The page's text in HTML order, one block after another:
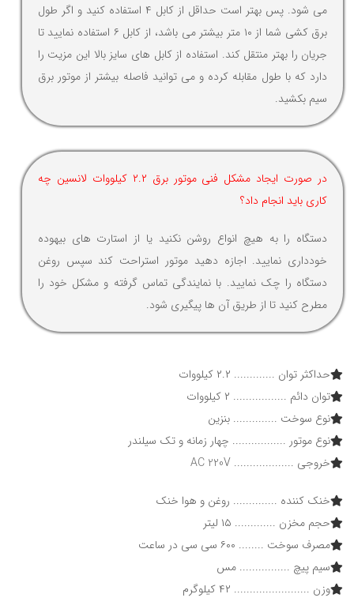
می شود. پس بهتر است حداقل از کابل ۴ استفاده کنید و اگر طول
برق کشی شما از ۱۰ متر بیشتر می باشد، از کابل ۶ استفاده نمایید تا
جریان را بهتر منتقل کند. استفاده از کابل های سایز بالا این مزیت را
دارد که با طول مقابله کرده و می توانید فاصله بیشتر از موتور برق
سیم بکشید.
در صورت ایجاد مشکل فنی موتور برق ۲.۲ کیلووات لانسین چه
کاری باید انجام داد؟
دستگاه را به هیچ انواع روشن نکنید یا از استارت های بیهوده
خودداری نمایید. اجازه دهید موتور استراحت کند سپس روغن
دستگاه را چک نمایید. با نمایندگی تماس گرفته و مشکل خود را
مطرح کنید تا از طریق آن ها پیگیری شود.
حداکثر توان ............. ۲.۲ کیلووات
توان دائم ................. ۲ کیلووات
نوع سوخت .............. بنزین
نوع موتور ................. چهار زمانه و تک سیلندر
خروجی ................... AC 220V
خنک کننده .............. روغن و هوا خنک
حجم مخزن ............. ۱۵ لیتر
مصرف سوخت ........ ۶۰۰ سی سی در ساعت
سیم پیچ ................ مس
وزن ........................ ۴۲ کیلوگرم